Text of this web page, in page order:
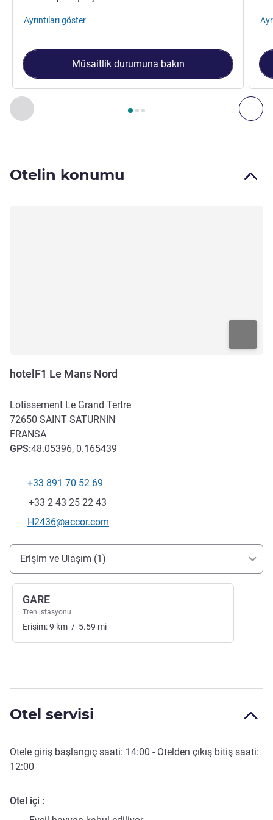
Önceki - Oda
Sayfa , Oda 1 : Tandem Room for 2 travelers
Ayrıntıları göster
Müsaitlik durumuna bakın
Otelin konumu
hotelF1 Le Mans Nord
Lotissement Le Grand Tertre
72650 SAINT SATURNIN
FRANSA
GPS:48.05396, 0.165439
Telefon
+33 891 70 52 69
Faks
+33 2 43 25 22 43
İletişim için e-posta
H2436@accor.com
Erişim ve ulaşım
Erişim ve Ulaşım (1)
GARE
Tren istasyonu
Erişim:9 km / 5.59 mi
Otel servisi
Otele giriş başlangıç saati: 14:00 - Otelden çıkış bitiş saati:
12:00
Otel içi